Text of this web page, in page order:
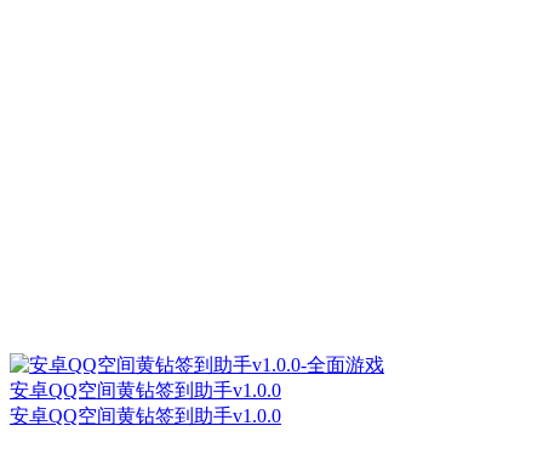
安卓QQ空间黄钻签到助手v1.0.0
安卓QQ空间黄钻签到助手v1.0.0